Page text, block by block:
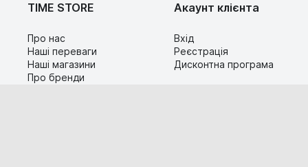
TIME STORE
Про нас
Наші переваги
Наші магазини
Про бренди
Акаунт клієнта
Вхід
Реєстрація
Дисконтна програма